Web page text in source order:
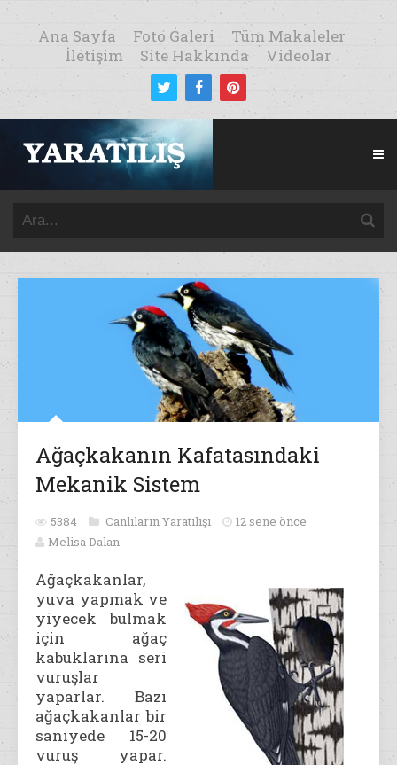
Ana Sayfa Foto Galeri
Tüm Makaleler
İletişim
Site Hakkında Videolar
Ağaçkakanın Kafatasındaki
Mekanik Sistem
5384 Canlıların Yaratılışı
12 sene önce
Melisa Dalan
Ağaçkakanlar,
yuva yapmak ve
yiyecek bulmak
için ağaç
kabuklarına seri
vuruşlar
yaparlar. Bazı
ağaçkakanlar bir
saniyede 15-20
vuruş yapar.